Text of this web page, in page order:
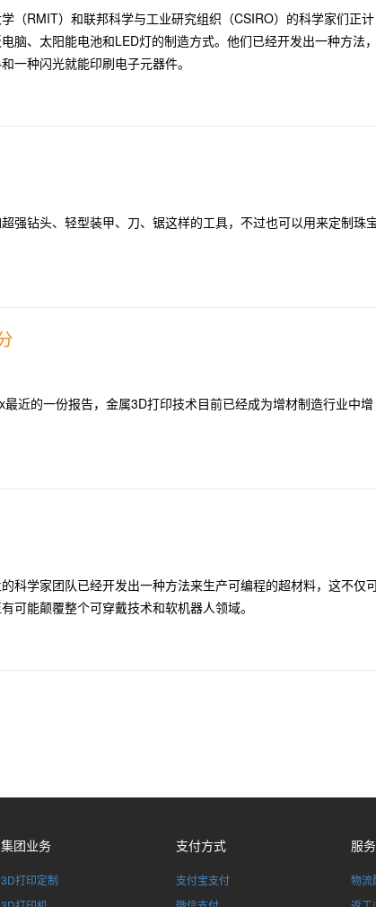
（RMIT）和联邦科学与工业研究组织（CSIRO）的科学家们正计
脑、太阳能电池和LED灯的制造方式。他们已经开发出一种方法，
一种闪光就能印刷电子元器件。
强钻头、轻型装甲、刀、锯这样的工具，不过也可以用来定制珠
近的一份报告，金属3D打印技术目前已经成为增材制造行业中增
科学家团队已经开发出一种方法来生产可编程的超材料，这不仅
可能颠覆整个可穿戴技术和软机器人领域。
集团业务
3D打印定制
支付方式
支付宝支付
服
物流